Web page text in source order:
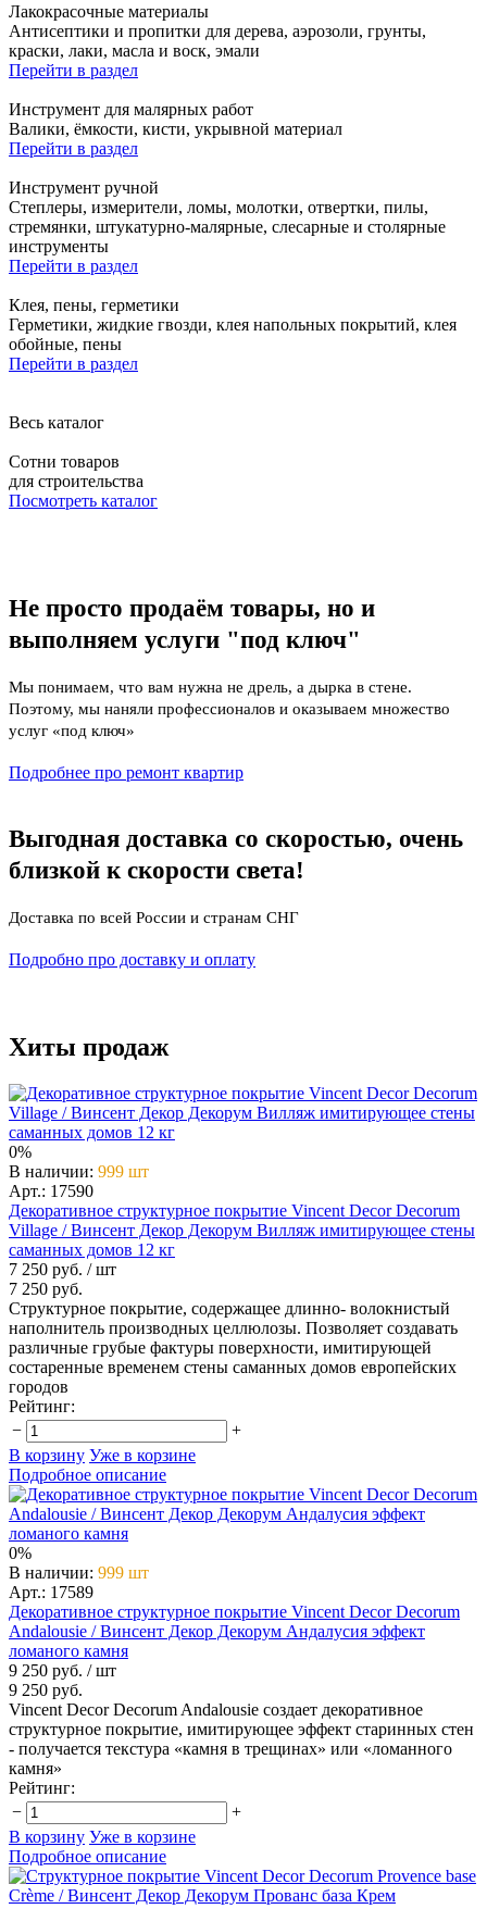
Лакокрасочные материалы
Антисептики и пропитки для дерева, аэрозоли, грунты,
краски, лаки, масла и воск, эмали
Перейти в раздел
Инструмент для малярных работ
Валики, ёмкости, кисти, укрывной материал
Перейти в раздел
Инструмент ручной
Степлеры, измерители, ломы, молотки, отвертки, пилы,
стремянки, штукатурно-малярные, слесарные и столярные
инструменты
Перейти в раздел
Клея, пены, герметики
Герметики, жидкие гвозди, клея напольных покрытий, клея
обойные, пены
Перейти в раздел
Весь каталог
Сотни товаров
для строительства
Посмотреть каталог
Не просто продаём товары, но и
выполняем услуги "под ключ"
Мы понимаем, что вам нужна не дрель, а дырка в стене.
Поэтому, мы наняли профессионалов и оказываем множество
услуг «под ключ»
Подробнее про ремонт квартир
Выгодная доставка со скоростью, очень
близкой к скорости света!
Доставка по всей России и странам СНГ
Подробно про доставку и оплату
Хиты продаж
0%
В наличии: 999 шт
Арт.: 17590
Декоративное структурное покрытие Vincent Decor Decorum
Village / Винсент Декор Декорум Вилляж имитирующее стены
саманных домов 12 кг
7 250 руб. / шт
7 250 руб.
Структурное покрытие, содержащее длинно- волокнистый
наполнитель производных целлюлозы. Позволяет создавать
различные грубые фактуры поверхности, имитирующей
состаренные временем стены саманных домов европейских
городов
Рейтинг:
−
+
В корзину Уже в корзине
Подробное описание
0%
В наличии: 999 шт
Арт.: 17589
Декоративное структурное покрытие Vincent Decor Decorum
Andalousie / Винсент Декор Декорум Андалусия эффект
ломаного камня
9 250 руб. / шт
9 250 руб.
Vincent Decor Decorum Andalousie создает декоративное
структурное покрытие, имитирующее эффект старинных стен
- получается текстура «камня в трещинах» или «ломанного
камня»
Рейтинг:
−
+
В корзину Уже в корзине
Подробное описание